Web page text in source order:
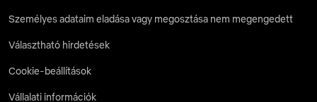
Személyes adataim eladása vagy megosztása nem megengedett
Választható hirdetések
Cookie-beállítások
Vállalati információk